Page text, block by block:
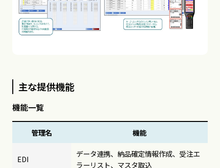
主な提供機能
機能一覧
管理名 機能
EDI
データ連携、納品確定情報作成、受注エ
ラーリスト、マスタ取込